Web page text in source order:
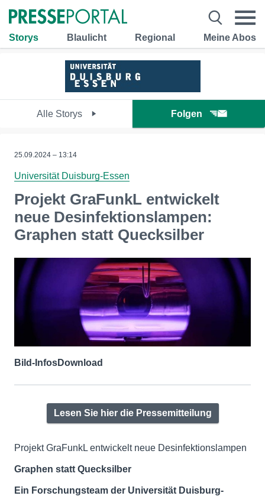
Storys Blaulicht Regional Meine Abos
Alle Storys Folgen
25.09.2024 – 13:14
Universität Duisburg-Essen
Projekt GraFunkL entwickelt
neue Desinfektionslampen:
Graphen statt Quecksilber
Bild-InfosDownload
Lesen Sie hier die Pressemitteilung
Projekt GraFunkL entwickelt neue Desinfektionslampen
Graphen statt Quecksilber
Ein Forschungsteam der Universität Duisburg-